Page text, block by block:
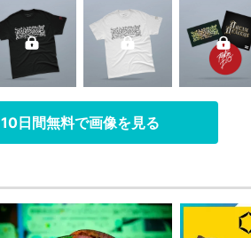
10日間無料で画像を見る